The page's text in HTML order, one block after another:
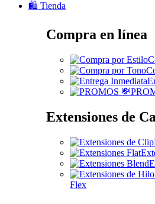
🛍️ Tienda
Compra en línea
Extensiones de
Flex